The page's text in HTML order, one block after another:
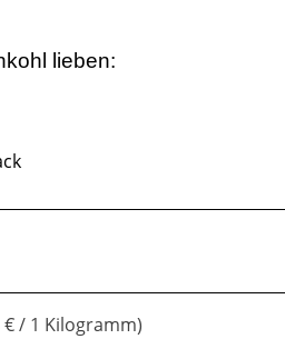
lieben:
€ / 1 Kilogramm)